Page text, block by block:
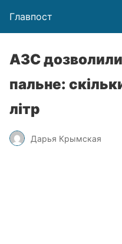
Главпост
АЗС дозволили
пальне:
літр
Дарья Крымская